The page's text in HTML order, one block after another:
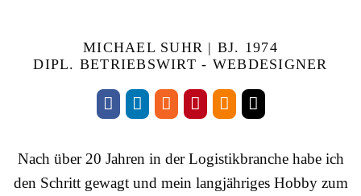
MICHAEL SUHR | BJ. 1974
DIPL. BETRIEBSWIRT - WEBDESIGNER
Nach über 20 Jahren in der Logistikbranche habe ich
den Schritt gewagt und mein langjähriges Hobby zum